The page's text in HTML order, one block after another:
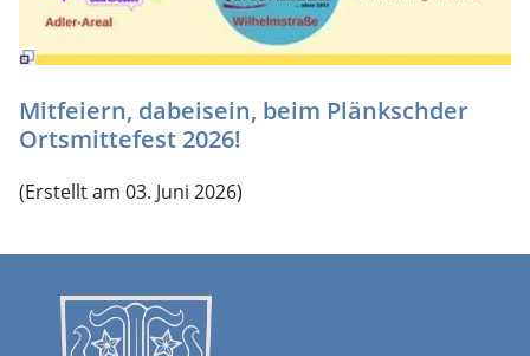
Mitfeiern, dabeisein, beim Plänkschder
Ortsmittefest 2026!
(Erstellt am 03. Juni 2026)